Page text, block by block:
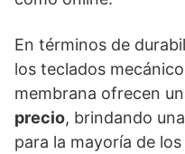
En términos de
los teclados
membrana ofrecen
precio, brindando
para la mayoría de